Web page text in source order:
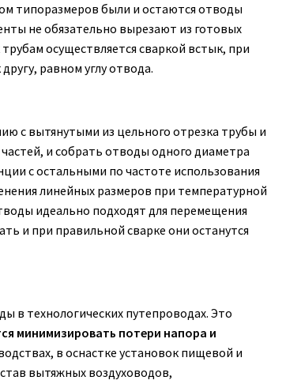
типоразмеров были и остаются отводы
не обязательно вырезают из готовых
осуществляется сваркой встык, при
равном углу отвода.
с вытянутыми из цельного отрезка трубы и
и собрать отводы одного диаметра
с остальными по частоте использования
линейных размеров при температурной
идеально подходят для перемещения
и при правильной сварке они останутся
в технологических путепроводах. Это
минимизировать потери напора и
в оснастке установок пищевой и
вытяжных воздуховодов,